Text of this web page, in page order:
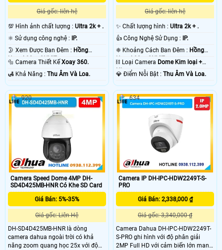
Giá gốc: liên hệ
💯 Hình ảnh chất lượng : Ultra 2k + .
⚛️ Sử dụng công nghệ :
IP.
🌛 Xem Được Ban Đêm : Hồng
Ngoại 30m ONVIF.
🔩 Camera Thiết Kế Xoay 360.
️🛃 Khả Năng : Thu Âm Và Loa.
Giá gốc: liên hệ
✨ Chất lượng hình :Ultra 2k + .
👍 Công Nghệ Sử Dụng :
IP.
❈ Khoảng Cách Ban Đêm : Hồng
Ngoại 30m ONVIF.
⛓ Loại Camera Dome Kim loại +
Nhựa.
️💎 Điểm Nỗi Bật :Thu Âm Và Loa.
Camera Speed Dome 4MP DH-
SD4D425MB-HNR Có Khe SD Card
Giá Bán: 5%-35%
Giá gốc: Liên Hệ
DH-SD4D425MB-HNR là dòng
camera dahua ngoài trời có khả
năng zoom quang học 25x với độ
920
Camera IP DH-IPC-HDW2249T-S-
PRO
Giá Bán: 2,338,000 ₫
Giá gốc: 3,340,000 ₫
Camera Dahua DH-IPC-HDW2249T-
S-PRO ghi hình với độ phân giải
2MP Full HD với cảm biến lớn mang
634